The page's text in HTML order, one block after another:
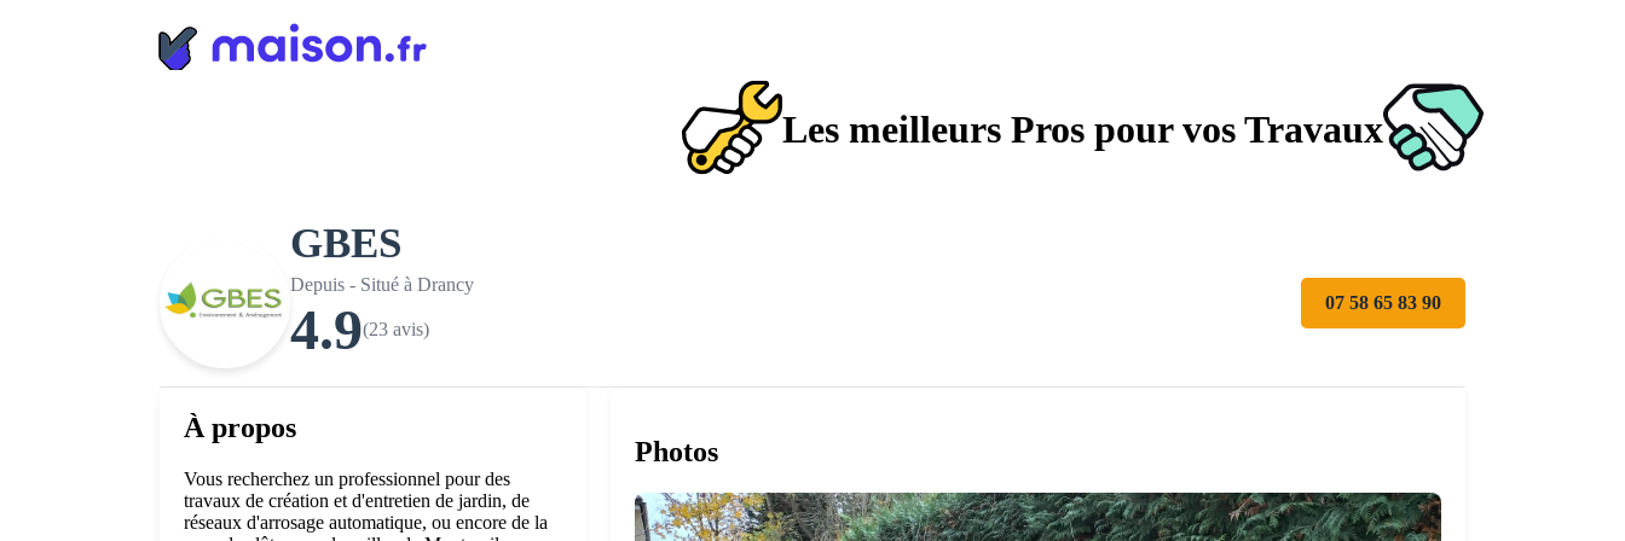
Les meilleurs Pros pour vos Travaux
GBES
Depuis - Situé à Drancy
4.9(23 avis)
07 58 65 83 90
À propos
Vous recherchez un professionnel pour des
travaux de création et d'entretien de jardin, de
réseaux d'arrosage automatique, ou encore de la
Photos